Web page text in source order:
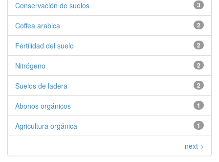
3
Conservación de suelos
2
Coffea arabica
2
Fertilidad del suelo
2
Nitrógeno
2
Suelos de ladera
1
Abonos orgánicos
1
Agricultura orgánica
next >